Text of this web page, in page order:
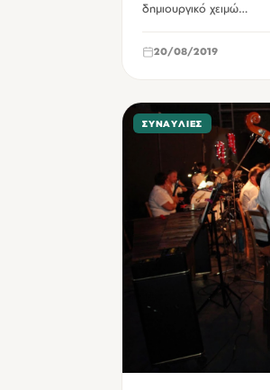
δημιουργικό χειμώ…
20/08/2019
ΣΥΝΑΥΛΊΕΣ